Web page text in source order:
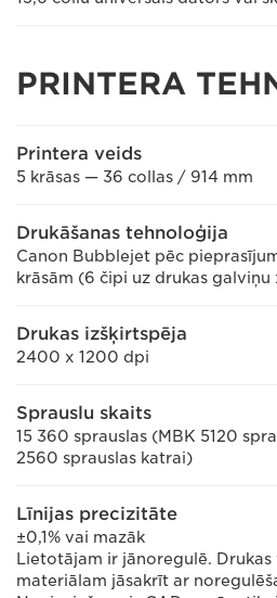
PRINTERA
Printera veids
5 krāsas — 36 collas / 914 mm
Drukāšanas tehnoloģija
Canon Bubblejet pēc
krāsām (6 čipi uz drukas galviņu
Drukas izšķirtspēja
2400 x 1200 dpi
Sprauslu skaits
15 360 sprauslas (MBK 5120
2560 sprauslas katrai)
Līnijas precizitāte
±0,1% vai mazāk
Lietotājam ir jānoregulē.
materiālam jāsakrīt ar